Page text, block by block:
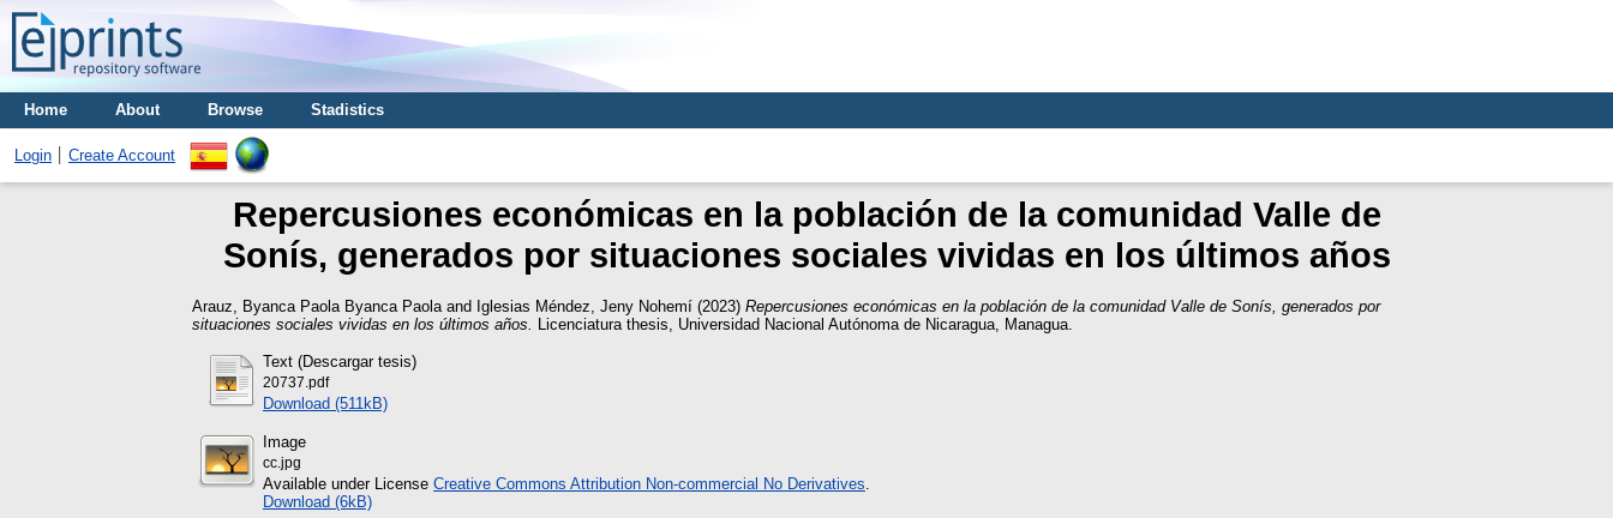
Home About Browse Stadistics
Login Create Account
Repercusiones económicas en la población de la comunidad Valle de
Sonís, generados por situaciones sociales vividas en los últimos años
Arauz, Byanca Paola Byanca Paola and Iglesias Méndez, Jeny Nohemí (2023) Repercusiones económicas en la población de la comunidad Valle de Sonís, generados por
situaciones sociales vividas en los últimos años.
Licenciatura thesis, Universidad Nacional Autónoma de Nicaragua, Managua.
Text (Descargar tesis)
20737.pdf
Download (511kB)
Image
cc.jpg
Available under License Creative Commons Attribution Non-commercial No Derivatives
Download (6kB)